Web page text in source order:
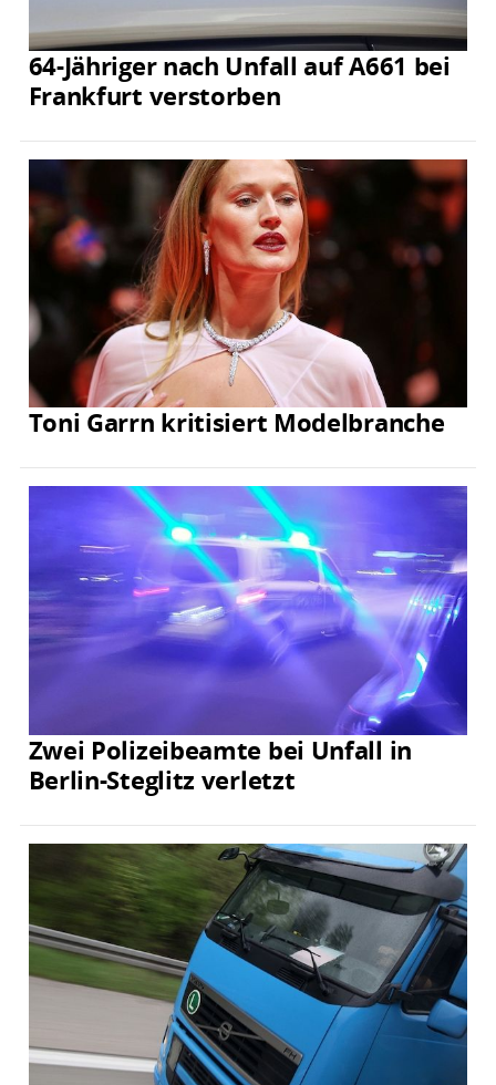
64-Jähriger nach Unfall auf A661 bei
Frankfurt verstorben
Toni Garrn kritisiert Modelbranche
Zwei Polizeibeamte bei Unfall in
Berlin-Steglitz verletzt